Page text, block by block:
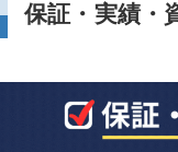
保証・実績・